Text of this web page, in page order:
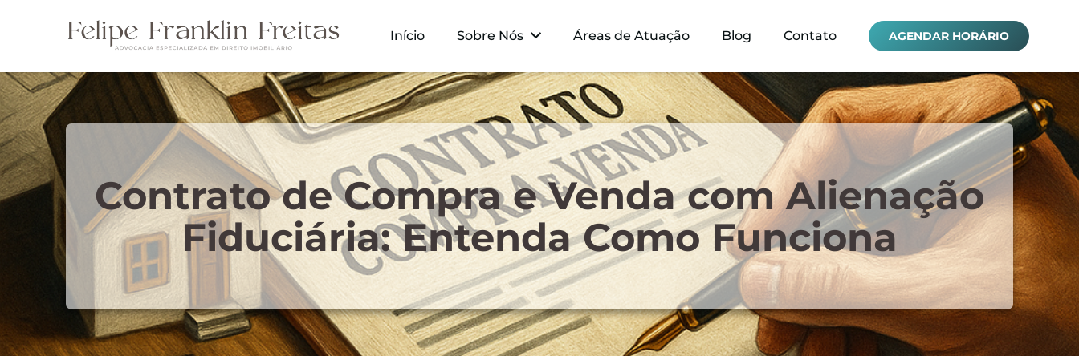
Início Sobre Nós Áreas de Atuação Blog Contato AGENDAR HORÁRIO
Contrato de Compra e Venda com Alienação
Fiduciária: Entenda Como Funciona